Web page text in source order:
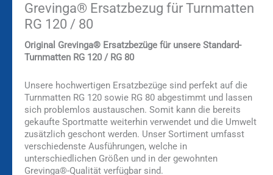
Grevinga® Ersatzbezug für Turnmatten
RG 120 / 80
Original Grevinga® Ersatzbezüge für unsere Standard-
Turnmatten RG 120 / RG 80
Unsere hochwertigen Ersatzbezüge sind perfekt auf die
Turnmatten RG 120 sowie RG 80 abgestimmt und lassen
sich problemlos austauschen. Somit kann die bereits
gekaufte Sportmatte weiterhin verwendet und die Umwelt
zusätzlich geschont werden. Unser Sortiment umfasst
verschiedenste Ausführungen, welche in
unterschiedlichen Größen und in der gewohnten
Grevinga®-Qualität verfügbar sind.